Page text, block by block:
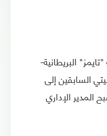
البريطانية-
السابقين إلى
المدير الإداري